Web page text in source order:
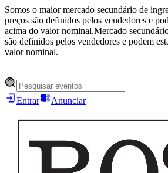
Somos o maior mercado secundário de
preços são definidos pelos vendedores e
acima do valor nominal.Mercado
são definidos pelos vendedores e podem
valor nominal.
Entrar Anunciar